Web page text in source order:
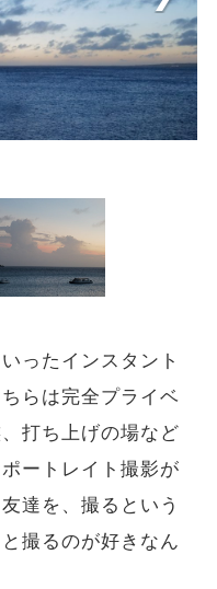
ったインスタント
らは完全プライベ
打ち上げの場など
ートレイト撮影が
達を、撮るという
撮るのが好きなん